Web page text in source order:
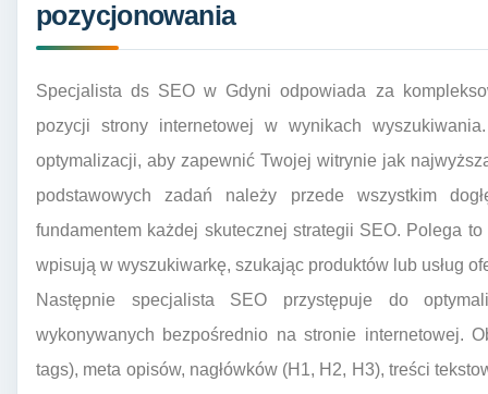
pozycjonowania
Specjalista ds SEO w Gdyni odpowiada za
pozycji strony internetowej w wynikach
optymalizacji, aby zapewnić Twojej witrynie jak
podstawowych zadań należy przede wszystkim
fundamentem każdej skutecznej strategii SEO. Polega
wpisują w wyszukiwarkę, szukając produktów lub usług
Następnie specjalista SEO przystępuje do
wykonywanych bezpośrednio na stronie internetowej.
tags), meta opisów, nagłówków (H1, H2, H3), treści